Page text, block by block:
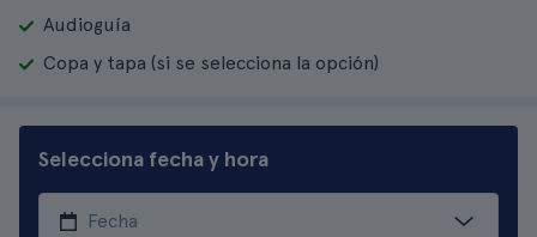
Audioguía
Copa y tapa (si se selecciona la opción)
Selecciona fecha y hora